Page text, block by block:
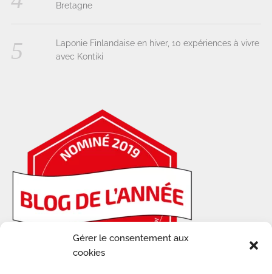
Gérer le consentement aux
cookies
Bretagne
Laponie Finlandaise en hiver, 10 expériences à vivre
avec Kontiki